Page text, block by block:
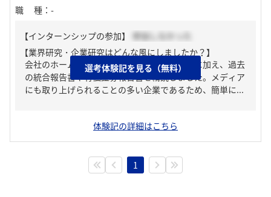
職種 ： -
【インターンシップの参加】
参加しなかった
【業界研究・企業研究はどんな風にしましたか？】
会社のホームページから企業情報を確認するに加え、過去
の統合報告書や有価証券報告書を精読しました。メディア
にも取り上げられることの多い企業であるため、簡単に...
選考体験記を見る（無料）
体験記の詳細はこちら
1